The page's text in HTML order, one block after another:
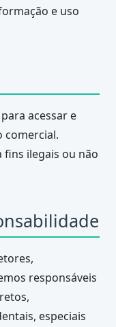
e uso
acessar e
comercial.
fins ilegais ou não
responsáveis
especiais